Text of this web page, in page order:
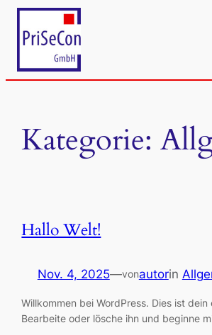
Zum
Inhalt
Kategorie:
Hallo Welt!
Nov. 4, 2025—vonautorin
Willkommen bei WordPress. Dies ist
Bearbeite oder lösche ihn und beginne